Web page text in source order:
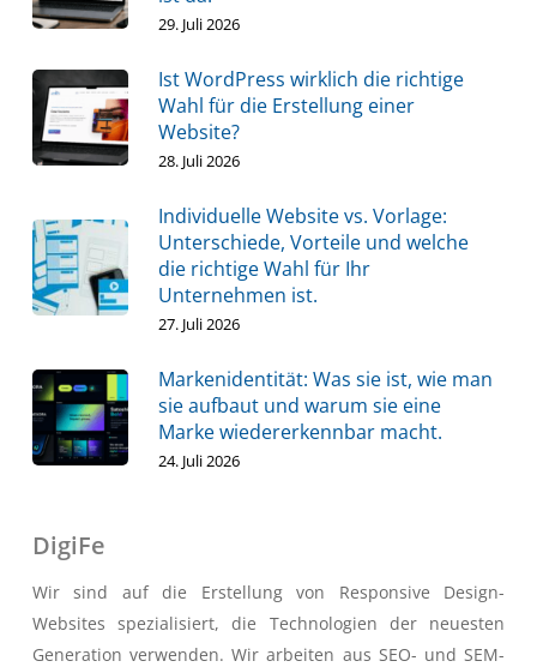
29. Juli 2026
Ist WordPress wirklich die richtige
Wahl für die Erstellung einer
Website?
28. Juli 2026
Individuelle Website vs. Vorlage:
Unterschiede, Vorteile und welche
die richtige Wahl für Ihr
Unternehmen ist.
27. Juli 2026
Markenidentität: Was sie ist, wie man
sie aufbaut und warum sie eine
Marke wiedererkennbar macht.
24. Juli 2026
DigiFe
Wir sind auf die Erstellung von Responsive Design-
Websites spezialisiert, die Technologien der neuesten
Generation verwenden. Wir arbeiten aus SEO- und SEM-